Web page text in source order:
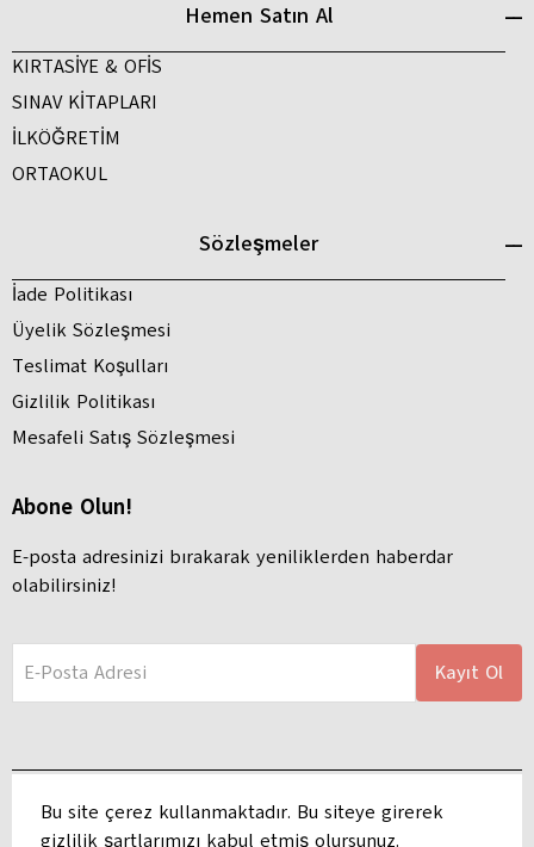
Bu site çerez kullanmaktadır. Bu siteye girerek
gizlilik şartlarımızı kabul etmiş olursunuz.
Hemen Satın Al
KIRTASİYE & OFİS
SINAV KİTAPLARI
İLKÖĞRETİM
ORTAOKUL
Sözleşmeler
İade Politikası
Üyelik Sözleşmesi
Teslimat Koşulları
Gizlilik Politikası
Mesafeli Satış Sözleşmesi
Abone Olun!
E-posta adresinizi bırakarak yeniliklerden haberdar
olabilirsiniz!
E-Posta Adresi Kayıt Ol